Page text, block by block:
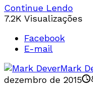
Continue Lendo
7.2K Visualizações
Facebook
E-mail
Mark
dezembro de 2015